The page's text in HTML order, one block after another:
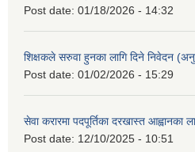
Post date: 01/18/2026 - 14:32
शिक्षकले सरुवा हुनका लागि दिने निवेदन
Post date: 01/02/2026 - 15:29
सेवा करारमा पदपूर्तिका दरखास्त आह्वानका
Post date: 12/10/2025 - 10:51